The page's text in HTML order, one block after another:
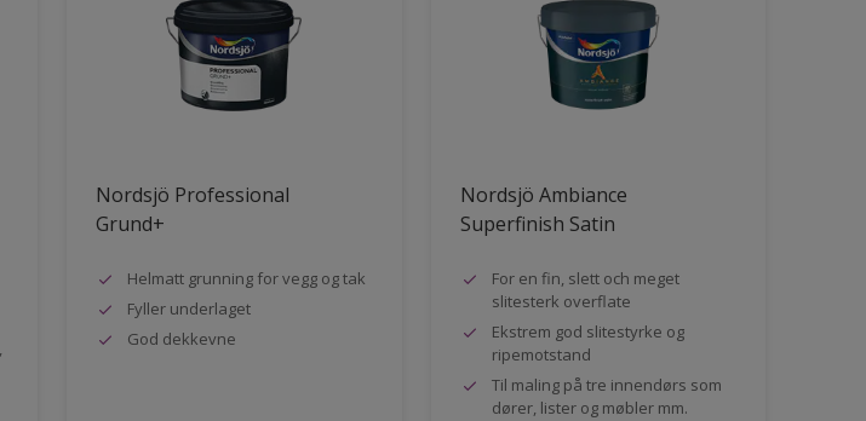
Nordsjö Professional
Grund+
Helmatt grunning for vegg og tak
Fyller underlaget
God dekkevne
Nordsjö Ambiance
Superfinish Satin
For en fin, slett och meget
slitesterk overflate
Ekstrem god slitestyrke og
ripemotstand
Til maling på tre innendørs som
dører, lister og møbler mm.